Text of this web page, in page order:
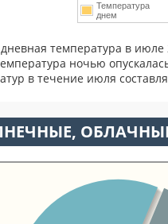
Температура
днем
температура в июле
ночью
в течение июля